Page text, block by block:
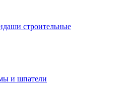
строительные
и шпатели